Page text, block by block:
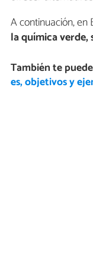
A continuación, en
la química
También te
es, objetivos y